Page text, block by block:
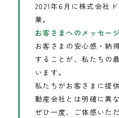
2021年6月に株式会社
業。
お客さまへのメッセージ
お客さまの安心感・納
することが、私たちの
います。
私たちがお客さまに提
動産会社とは明確に異
ぜひ一度、ご体感いた